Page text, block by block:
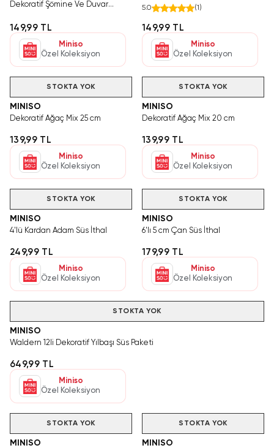
Dekoratif Şömine Ve Duvar
149,99 TL
Miniso
Özel Koleksiyon
5.0 (1 )
149,99 TL
Miniso
Özel Koleksiyon
STOKTA YOK
MINISO
Dekoratif Ağaç Mix 25 cm
139,99 TL
Miniso
Özel Koleksiyon
STOKTA YOK
MINISO
Dekoratif Ağaç Mix 20 cm
139,99 TL
Miniso
Özel Koleksiyon
STOKTA YOK
MINISO
4'lü Kardan Adam Süs İthal
249,99 TL
Miniso
Özel Koleksiyon
STOKTA YOK
MINISO
6'lı 5 cm Çan Süs İthal
179,99 TL
Miniso
Özel Koleksiyon
STOKTA YOK
MINISO
Waldern 12li Dekoratif Yılbaşı Süs Paketi
649,99 TL
Miniso
Özel Koleksiyon
STOKTA YOK
MINISO
STOKTA YOK
MINISO